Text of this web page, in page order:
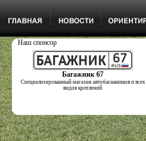
Наш спонсор
Багажник 67
Специализированный магазин автобагажников и всех
видов креплений